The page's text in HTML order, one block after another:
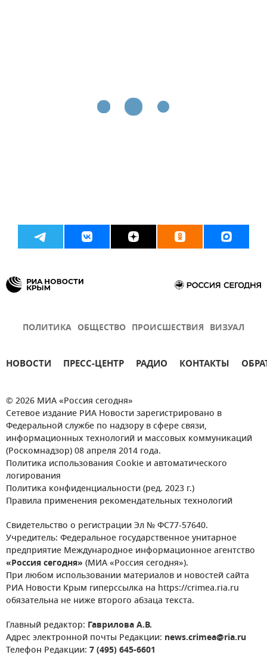
ПОЛИТИКА ОБЩЕСТВО ПРОИСШЕСТВИЯ ВИЗУАЛ
НОВОСТИ ПРЕСС-ЦЕНТР РАДИО КОНТАКТЫ
© 2026 МИА «Россия сегодня»
Сетевое издание РИА Новости зарегистрировано в
Федеральной службе по надзору в сфере связи,
информационных технологий и массовых коммуникаций
(Роскомнадзор) 08 апреля 2014 года.
Политика использования Cookie и автоматического
логирования
Политика конфиденциальности (ред. 2023 г.)
Правила применения рекомендательных технологий
Свидетельство о регистрации Эл № ФС77-57640.
Учредитель: Федеральное государственное унитарное
предприятие Международное информационное агентство
«Россия сегодня» (МИА «Россия сегодня»).
При любом использовании материалов и новостей сайта
РИА Новости Крым гиперссылка на https://crimea.ria.ru
обязательна не ниже второго абзаца текста.
Главный редактор: Гаврилова А.В.
Адрес электронной почты Редакции: news.crimea@ria.ru
Телефон Редакции: 7 (495) 645-6601